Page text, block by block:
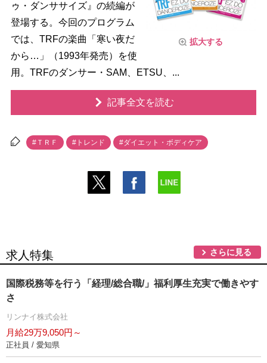
拡大する
ゥ・ダンササイズ』の続編が
登場する。今回のプログラム
では、TRFの楽曲「寒い夜だ
から…」（1993年発売）を使
用。TRFのダンサー・SAM、ETSU、...
記事全文を読む
#ＴＲＦ #トレンド #ダイエット・ボディケア
求人特集 さらに見る
国際税務等を行う「経理/総合職/」福利厚生充実で働きやす
さ
リンナイ株式会社
月給29万9,050円～
正社員 / 愛知県